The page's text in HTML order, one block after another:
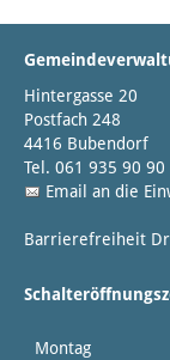
Hintergasse 20
Postfach 248
4416 Bubendorf
Tel. 061 935 90 90
Email an die
Barrierefreiheit
Montag